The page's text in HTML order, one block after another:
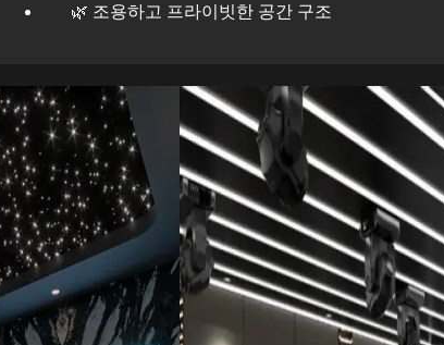
🌿 조용하고 프라이빗한 공간 구조